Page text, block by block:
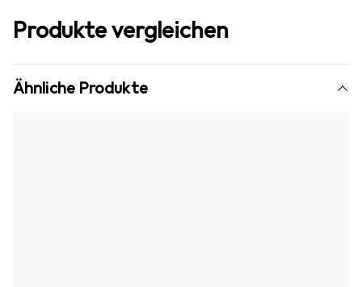
Produkte vergleichen
Ähnliche Produkte